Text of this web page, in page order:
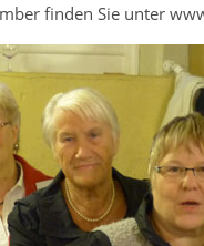
finden Sie unter